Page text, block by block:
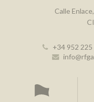
Calle
+34 952 225